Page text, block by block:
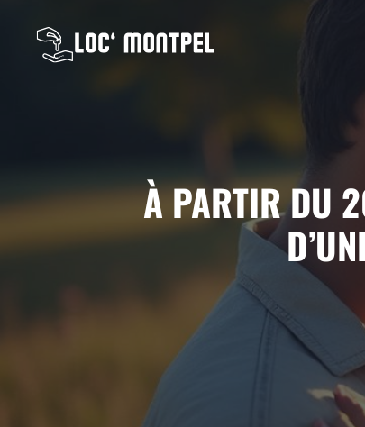
contenu
À PARTIR DU